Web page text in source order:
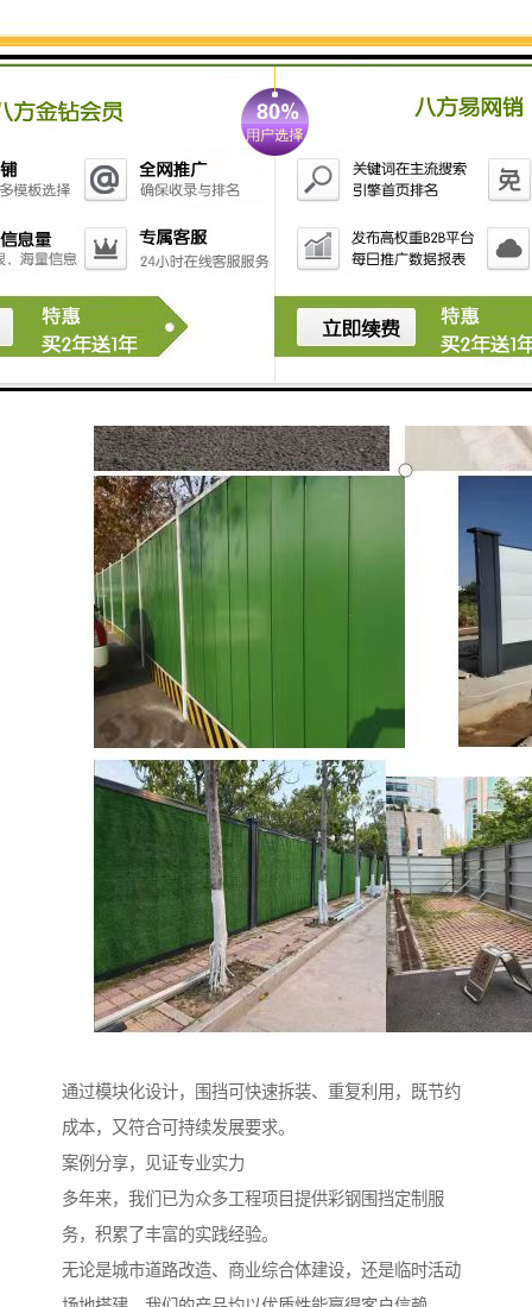
品，减少资源浪费。
通过模块化设计，围挡可快速拆装、重复利用，既节约
成本，又符合可持续发展要求。
案例分享，见证专业实力
多年来，我们已为众多工程项目提供彩钢围挡定制服
务，积累了丰富的实践经验。
无论是城市道路改造、商业综合体建设，还是临时活动